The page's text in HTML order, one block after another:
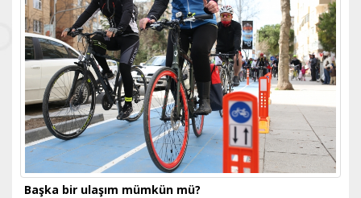
Başka bir ulaşım mümkün mü?